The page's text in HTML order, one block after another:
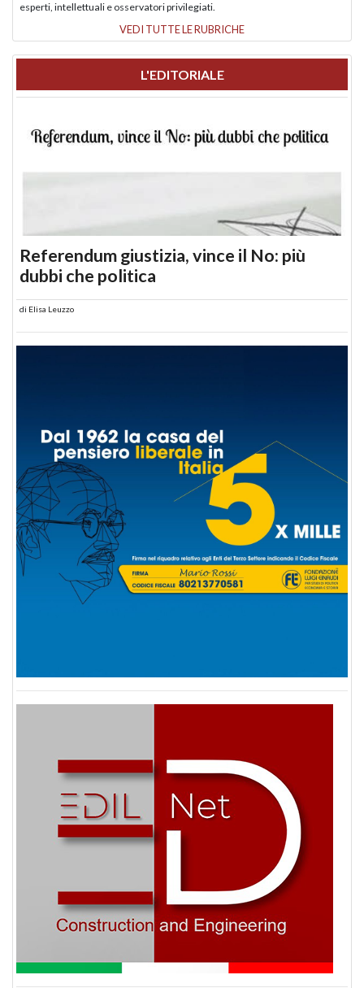
esperti, intellettuali e osservatori privilegiati.
VEDI TUTTE LE RUBRICHE
L'EDITORIALE
Referendum giustizia, vince il No: più
dubbi che politica
di Elisa Leuzzo